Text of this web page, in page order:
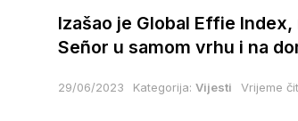
Izašao je Global Effie
Señor u samom vrhu i na
29/06/2023 Kategorija: Vijesti Vrijeme